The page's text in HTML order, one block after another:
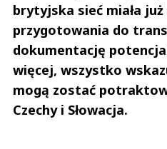
brytyjska sieć miała
przygotowania do
dokumentację
więcej, wszystko
mogą zostać
Czechy i Słowacja.